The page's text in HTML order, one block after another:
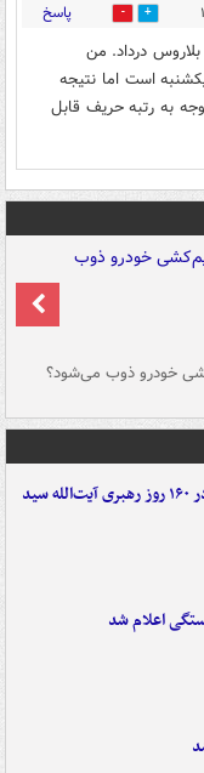
0 پاسخ
بلاروس درداد. من
است اما نتیجه
به رتبه حریف قابل
خودرو ذوب می‌شود؟
۶ دستاورد بزرگ ایران در ۱۶۰ روز رهبری آیت‌الله سید
اعلام شد